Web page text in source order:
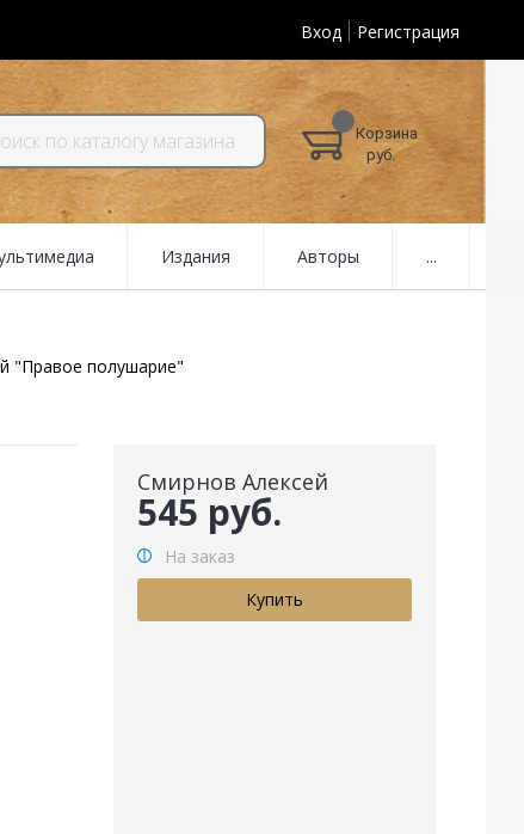
Вход Регистрация
Корзина
руб.
Издания Авторы ...
"Правое полушарие"
Смирнов Алексей
545 руб.
На заказ